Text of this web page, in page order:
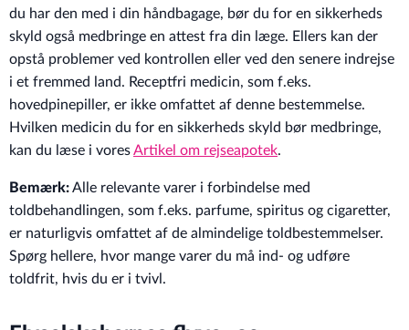
du har den med i din håndbagage, bør du for en sikkerheds
skyld også medbringe en attest fra din læge. Ellers kan der
opstå problemer ved kontrollen eller ved den senere indrejse
i et fremmed land. Receptfri medicin, som f.eks.
hovedpinepiller, er ikke omfattet af denne bestemmelse.
Hvilken medicin du for en sikkerheds skyld bør medbringe,
kan du læse i voresArtikel om rejseapotek.
Bemærk:Alle relevante varer i forbindelse med
toldbehandlingen, som f.eks. parfume, spiritus og cigaretter,
er naturligvis omfattet af de almindelige toldbestemmelser.
Spørg hellere, hvor mange varer du må ind- og udføre
toldfrit, hvis du er i tvivl.